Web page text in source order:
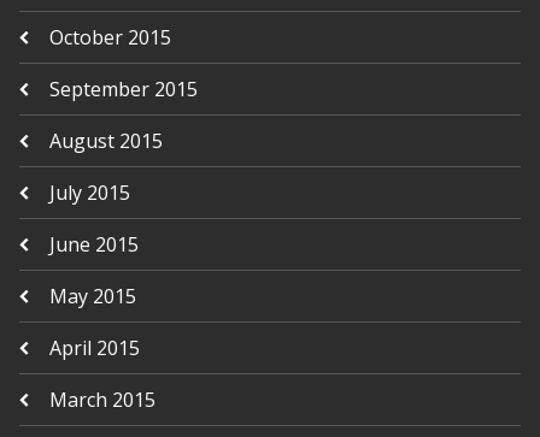
October 2015
September 2015
August 2015
July 2015
June 2015
May 2015
April 2015
March 2015